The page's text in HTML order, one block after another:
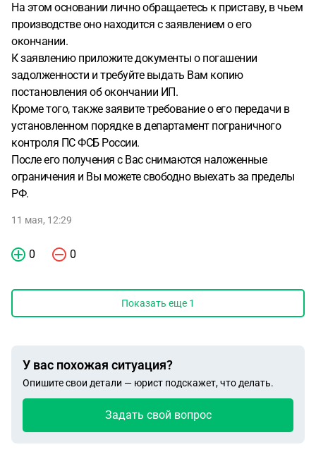
На этом основании лично обращаетесь к приставу, в чьем
производстве оно находится с заявлением о его
окончании.
К заявлению приложите документы о погашении
задолженности и требуйте выдать Вам копию
постановления об окончании ИП.
Кроме того, также заявите требование о его передачи в
установленном порядке в департамент пограничного
контроля ПС ФСБ России.
После его получения с Вас снимаются наложенные
ограничения и Вы можете свободно выехать за пределы
РФ.
11 мая, 12:29
0 0
Показать еще 1
У вас похожая ситуация?
Опишите свои детали — юрист подскажет, что делать.
Задать свой вопрос